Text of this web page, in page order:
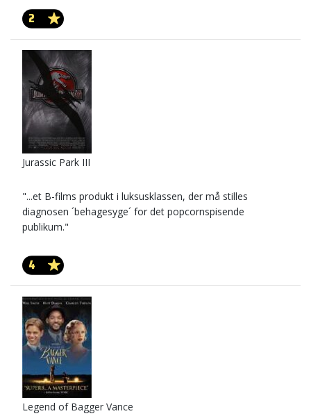
2
Jurassic Park III
"...et B-films produkt i luksusklassen, der må stilles
diagnosen ´behagesyge´ for det popcornspisende
publikum."
4
Legend of Bagger Vance